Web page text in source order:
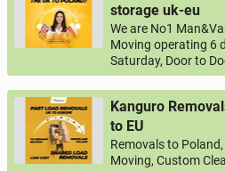
storage uk-eu
We are No1
Moving operating 6
Saturday, Door to
Kanguro
to EU
Removals to
Moving, Custom